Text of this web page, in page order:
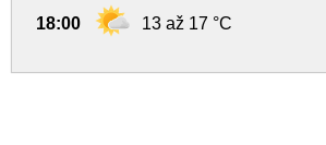
18:00 13 až 17 °C